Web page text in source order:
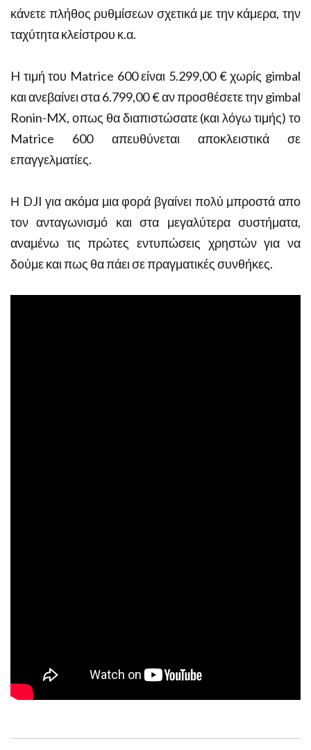
κάνετε πλήθος ρυθμίσεων σχετικά με την κάμερα, την
ταχύτητα κλείστρου κ.α.
H τιμή του Matrice 600 είναι 5.299,00 € χωρίς gimbal
και ανεβαίνει στα 6.799,00 € αν προσθέσετε την gimbal
Ronin-MX, οπως θα διαπιστώσατε (και λόγω τιμής) το
Matrice 600 απευθύνεται αποκλειστικά σε
επαγγελματίες.
Η DJI για ακόμα μια φορά βγαίνει πολύ μπροστά απο
τον ανταγωνισμό και στα μεγαλύτερα συστήματα,
αναμένω τις πρώτες εντυπώσεις χρηστών για να
δούμε και πως θα πάει σε πραγματικές συνθήκες.